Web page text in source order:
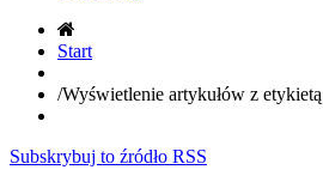
Start
/Wyświetlenie artykułów z
Subskrybuj to źródło RSS